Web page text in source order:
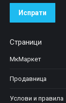
Испрати
Страници
МкМаркет
Продавница
Услови и правила